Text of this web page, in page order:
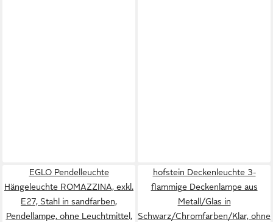
EGLO Pendelleuchte
Hängeleuchte ROMAZZINA, exkl.
E27, Stahl in sandfarben,
Pendellampe, ohne Leuchtmittel,
hofstein Deckenleuchte 3-
flammige Deckenlampe aus
Metall/Glas in
Schwarz/Chromfarben/Klar, ohne